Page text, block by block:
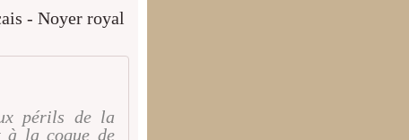
périls de la
à la coque de